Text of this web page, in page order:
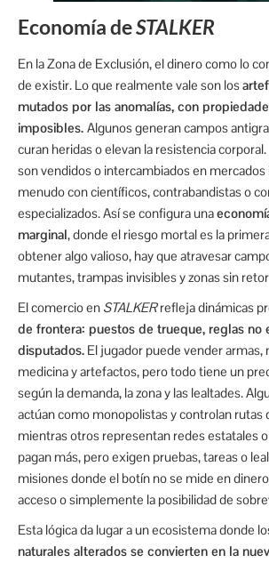
Economía deSTALKER
En la Zona de Exclusión, el dinero como lo
de existir. Lo que realmente vale son los
mutados por las anomalías, con
imposibles. Algunos generan campos
curan heridas o elevan la resistencia
son vendidos o intercambiados en mercados
menudo con científicos, contrabandistas o
especializados. Así se configura una
marginal, donde el riesgo mortal es la
obtener algo valioso, hay que atravesar
mutantes, trampas invisibles y zonas sin
El comercio en STALKERrefleja dinámicas
de frontera: puestos de trueque, reglas no
disputados. El jugador puede vender armas,
medicina y artefactos, pero todo tiene un
según la demanda, la zona y las lealtades.
actúan como monopolistas y controlan rutas
mientras otros representan redes estatales
pagan más, pero exigen pruebas, tareas o
misiones donde el botín no se mide en
acceso o simplemente la posibilidad de
Esta lógica da lugar a un ecosistema donde
naturales alterados se convierten en la